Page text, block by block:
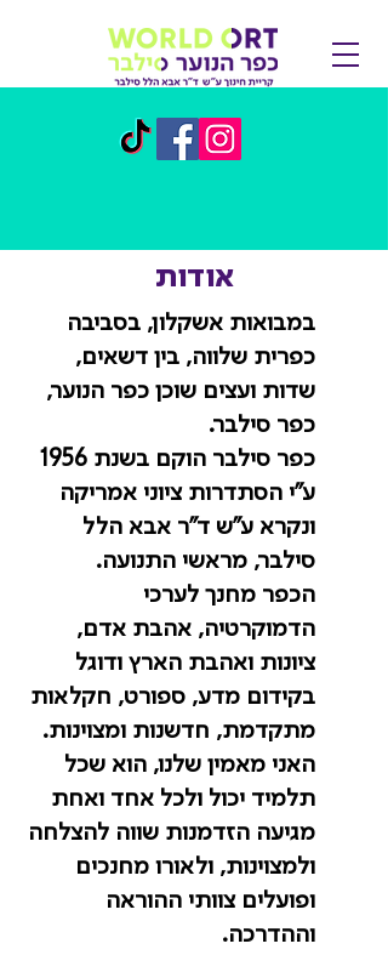
אודות
במבואות אשקלון, בסביבה
כפרית שלווה, בין דשאים,
שדות ועצים שוכן כפר הנוער,
כפר סילבר.
כפר סילבר הוקם בשנת 1956
ע"י הסתדרות ציוני אמריקה
ונקרא ע"ש ד"ר אבא הלל
סילבר, מראשי התנועה.
הכפר מחנך לערכי
הדמוקרטיה, אהבת אדם,
ציונות ואהבת הארץ ודוגל
בקידום מדע, ספורט, חקלאות
מתקדמת, חדשנות ומצוינות.
האני מאמין שלנו, הוא שכל
תלמיד יכול ולכל אחד ואחת
מגיעה הזדמנות שווה להצלחה
ולמצוינות, ולאורו מחנכים
ופועלים צוותי ההוראה
וההדרכה.